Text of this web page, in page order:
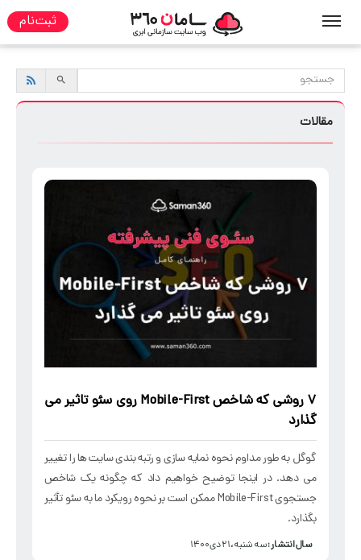
ثبت نام صفحه نخست مقالات
مقالات
7 روشی که شاخص Mobile-First روی سئو تاثیر می
گذارد
گوگل به طور مداوم نحوه نمایه سازی و رتبه بندی سایت ها را تغییر
می دهد. در اینجا توضیح خواهیم داد که چگونه یک شاخص
جستجوی Mobile-First ممکن است بر نحوه رویکرد ما به سئو تأثیر
بگذارد.
سال انتشار :سه شنبه، ۲۱ دی ۱۴۰۰